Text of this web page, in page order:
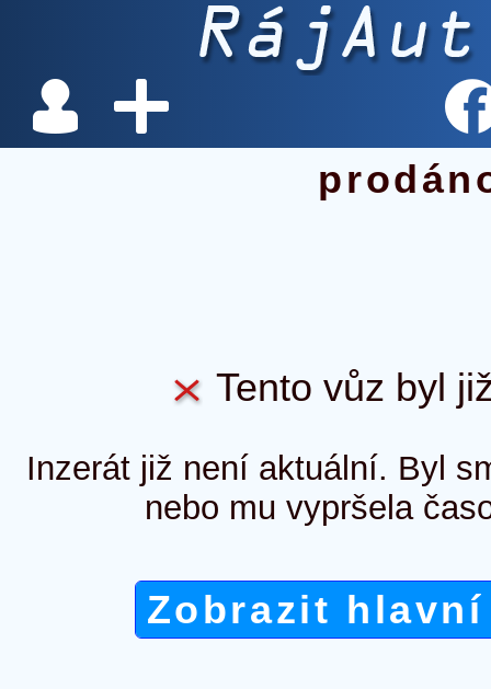
Tento vůz byl
Inzerát již není aktuální. Byl
nebo mu vypršela
Zobrazit